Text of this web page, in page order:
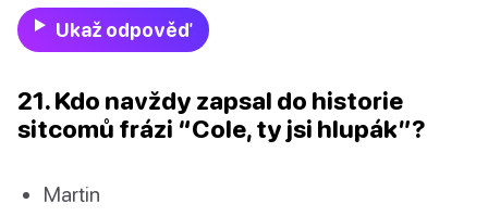
Ukaž odpověď
21. Kdo navždy zapsal do historie
sitcomů frázi “Cole, ty jsi hlupák”?
Martin